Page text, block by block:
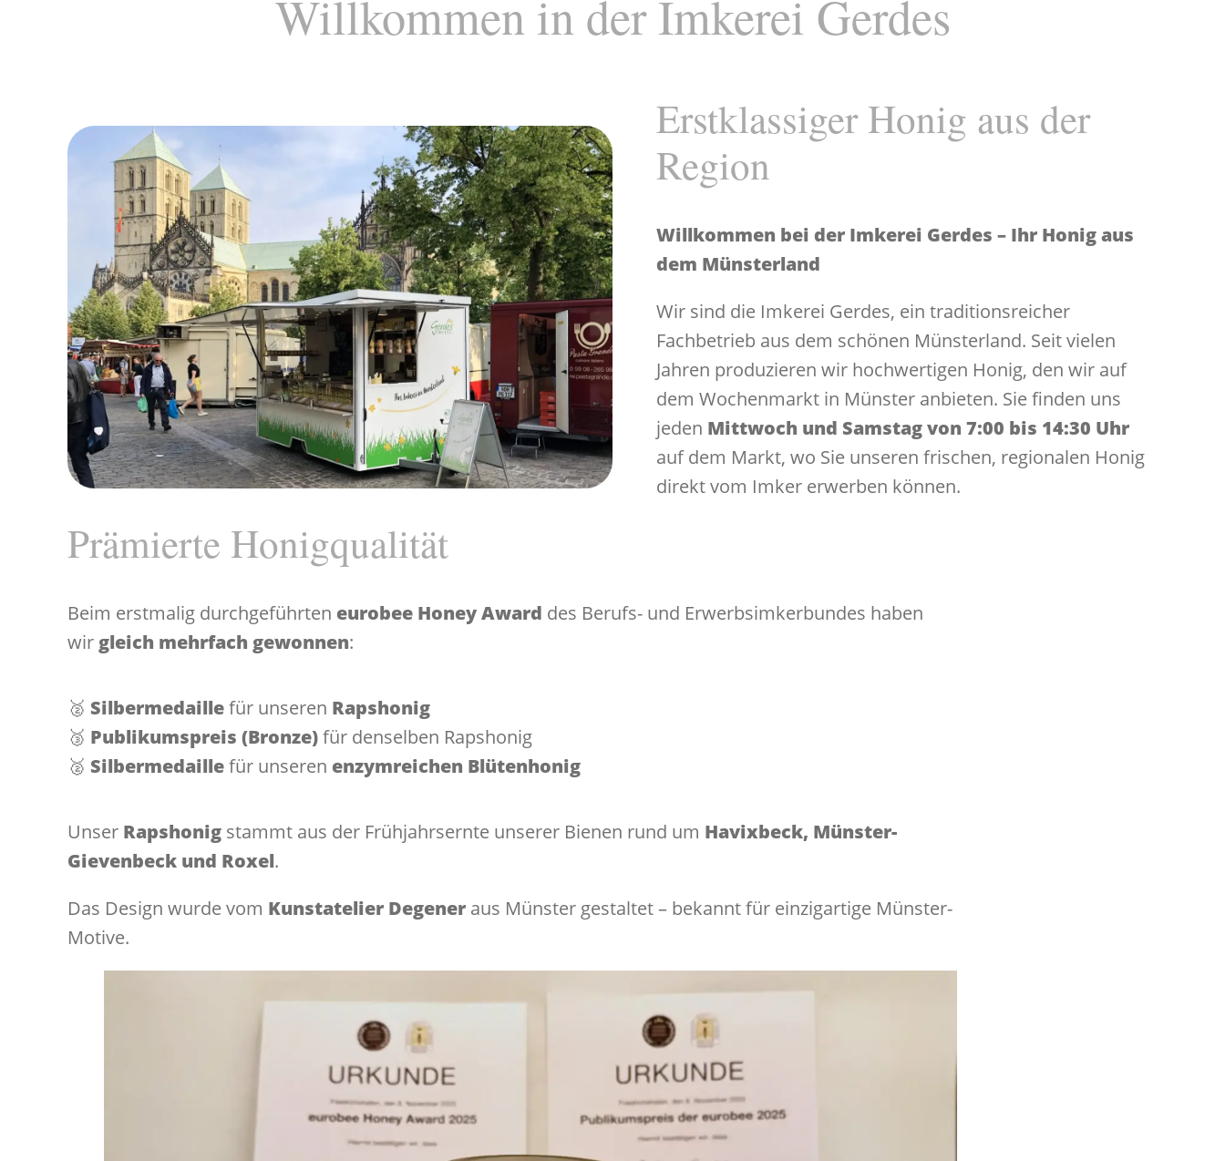
Willkommen in der Imkerei Gerdes
Erstklassiger Honig aus der
Region
Willkommen bei der Imkerei Gerdes – Ihr Honig aus
dem Münsterland
Wir sind die Imkerei Gerdes, ein traditionsreicher
Fachbetrieb aus dem schönen Münsterland. Seit vielen
Jahren produzieren wir hochwertigen Honig, den wir auf
dem Wochenmarkt in Münster anbieten. Sie finden uns
jeden Mittwoch und Samstag von 7:00 bis 14:30 Uhr
auf dem Markt, wo Sie unseren frischen, regionalen Honig
direkt vom Imker erwerben können.
Prämierte Honigqualität
Beim erstmalig durchgeführten eurobee Honey Award des Berufs- und Erwerbsimkerbundes haben
wir gleich mehrfach gewonnen:
🥈 Silbermedaillefür unseren Rapshonig
🥉 Publikumspreis (Bronze)für denselben Rapshonig
🥈 Silbermedaillefür unseren enzymreichen Blütenhonig
Unser Rapshonig stammt aus der Frühjahrsernte unserer Bienen rund um Havixbeck, Münster-
Gievenbeck und Roxel.
Das Design wurde vom Kunstatelier Degener aus Münster gestaltet – bekannt für einzigartige Münster-
Motive.